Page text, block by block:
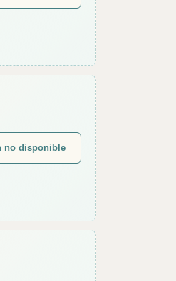
no disponible